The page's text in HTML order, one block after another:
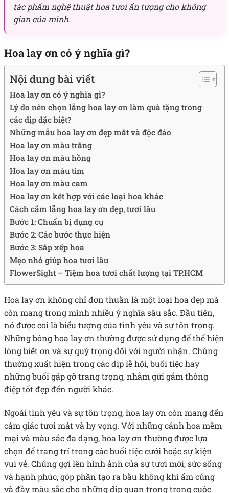
tác phẩm nghệ thuật hoa tươi ấn tượng cho không
gian của mình.
Hoa lay ơn có ý nghĩa gì?
Nội dung bài viết
Hoa lay ơn có ý nghĩa gì?
Lý do nên chọn lẵng hoa lay ơn làm quà tặng trong
các dịp đặc biệt?
Những mẫu hoa lay ơn đẹp mắt và độc đáo
Hoa lay ơn màu trắng
Hoa lay ơn màu hồng
Hoa lay ơn màu tím
Hoa lay ơn màu cam
Hoa lay ơn kết hợp với các loại hoa khác
Cách cắm lẵng hoa lay ơn đẹp, tươi lâu
Bước 1: Chuẩn bị dụng cụ
Bước 2: Các bước thực hiện
Bước 3: Sắp xếp hoa
Mẹo nhỏ giúp hoa tươi lâu
FlowerSight – Tiệm hoa tươi chất lượng tại TP.HCM
Hoa lay ơn không chỉ đơn thuần là một loại hoa đẹp mà
còn mang trong mình nhiều ý nghĩa sâu sắc. Đầu tiên,
nó được coi là biểu tượng của tình yêu và sự tôn trọng.
Những bông hoa lay ơn thường được sử dụng để thể hiện
lòng biết ơn và sự quý trọng đối với người nhận. Chúng
thường xuất hiện trong các dịp lễ hội, buổi tiệc hay
những buổi gặp gỡ trang trọng, nhằm gửi gắm thông
điệp tốt đẹp đến người khác.
Ngoài tình yêu và sự tôn trọng, hoa lay ơn còn mang đến
cảm giác tươi mát và hy vọng. Với những cánh hoa mềm
mại và màu sắc đa dạng, hoa lay ơn thường được lựa
chọn để trang trí trong các buổi tiệc cưới hoặc sự kiện
vui vẻ. Chúng gợi lên hình ảnh của sự tươi mới, sức sống
và hạnh phúc, góp phần tạo ra bầu không khí ấm cúng
và đầy màu sắc cho những dịp quan trọng trong cuộc